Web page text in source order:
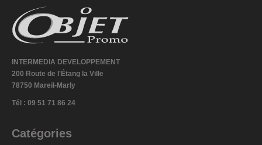
INTERMEDIA DEVELOPPEMENT
200 Route de l'Étang la Ville
78750 Mareil-Marly
Tél : 09 51 71 86 24
Catégories